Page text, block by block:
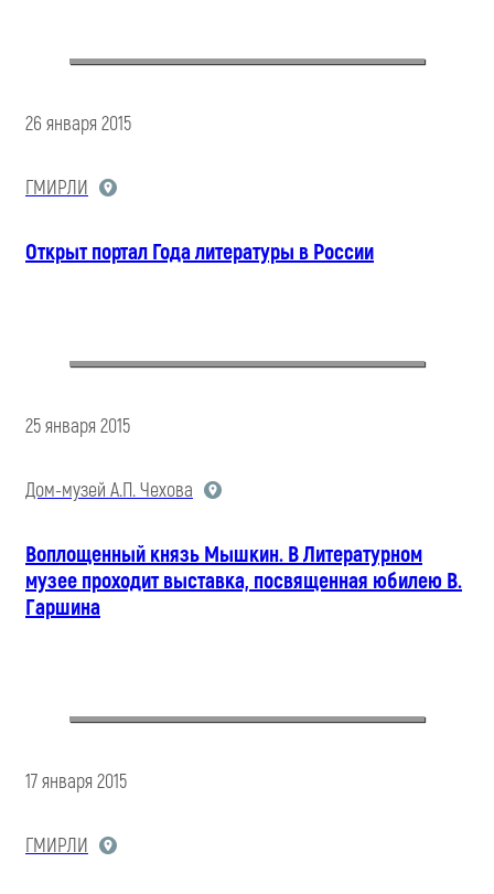
26 января 2015
ГМИРЛИ
Открыт портал Года литературы в России
25 января 2015
Дом-музей А.П. Чехова
Воплощенный князь Мышкин. В Литературном
музее проходит выставка, посвященная юбилею В.
Гаршина
17 января 2015
ГМИРЛИ